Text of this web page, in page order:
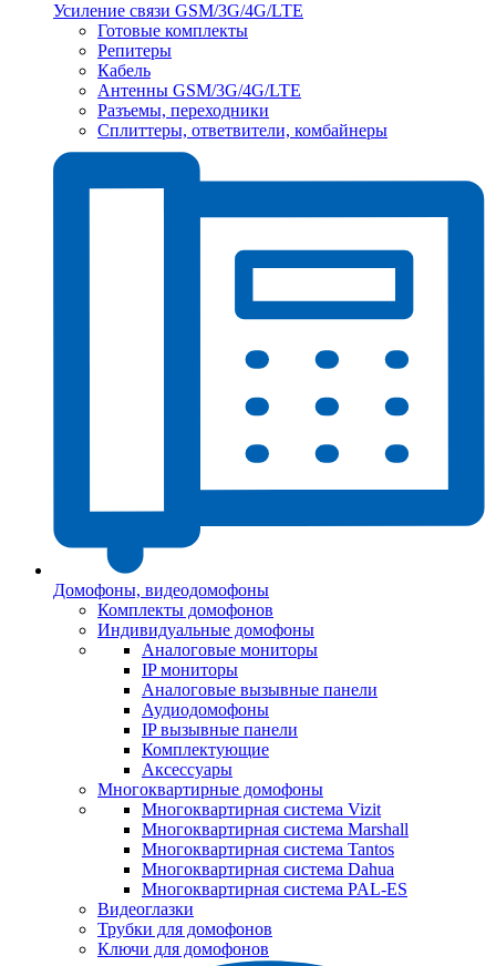
Усиление связи GSM/3G/4G/LTE
Готовые комплекты
Репитеры
Кабель
Антенны GSM/3G/4G/LTE
Разъемы, переходники
Сплиттеры, ответвители, комбайнеры
Домофоны, видеодомофоны
Комплекты домофонов
Индивидуальные домофоны
Аналоговые мониторы
IP мониторы
Аналоговые вызывные панели
Аудиодомофоны
IP вызывные панели
Комплектующие
Аксессуары
Многоквартирные домофоны
Многоквартирная система Vizit
Многоквартирная система Marshall
Многоквартирная система Tantos
Многоквартирная система Dahua
Многоквартирная система PAL-ES
Видеоглазки
Трубки для домофонов
Ключи для домофонов